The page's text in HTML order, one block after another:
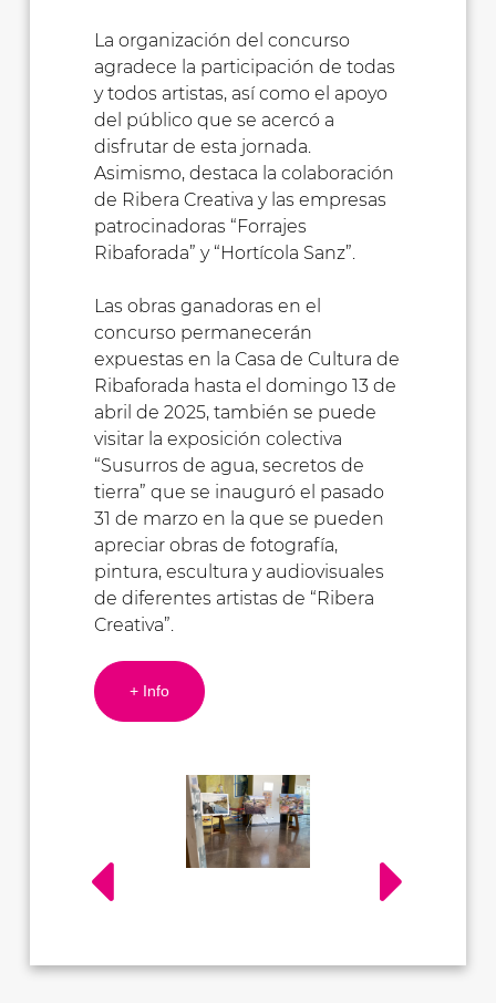
La organización del concurso
agradece la participación de todas
y todos artistas, así como el apoyo
del público que se acercó a
disfrutar de esta jornada.
Asimismo, destaca la colaboración
de Ribera Creativa y las empresas
patrocinadoras “Forrajes
Ribaforada” y “Hortícola Sanz”.
Las obras ganadoras en el
concurso permanecerán
expuestas en la Casa de Cultura de
Ribaforada hasta el domingo 13 de
abril de 2025, también se puede
visitar la exposición colectiva
“Susurros de agua, secretos de
tierra” que se inauguró el pasado
31 de marzo en la que se pueden
apreciar obras de fotografía,
pintura, escultura y audiovisuales
de diferentes artistas de “Ribera
Creativa”.
+ Info